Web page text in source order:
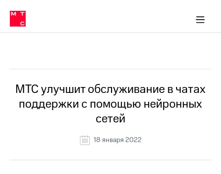
Медиа-центр
и акционерам
Устойчивое развитие
Комплаенс и деловая этика
компании
Карьера
История
компании
информация
в МТС
Пресс-
релизы
МТС улучшит обслуживание в чатах
поддержки с помощью нейронных
сетей
18 января 2022